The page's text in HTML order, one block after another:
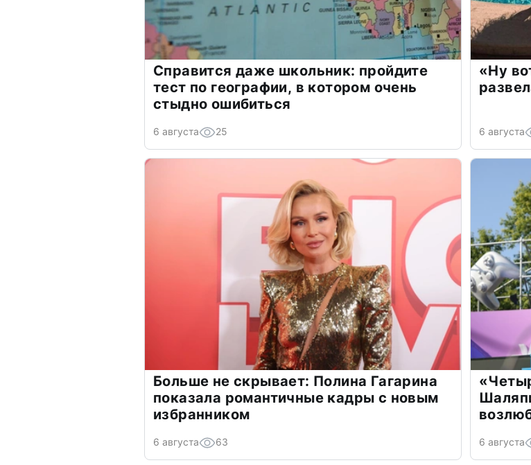
Справится даже школьник: пройдите
тест по географии, в котором очень
стыдно ошибиться
6 августа 25
«Ну
6 августа
Больше не скрывает: Полина Гагарина
показала романтичные кадры с новым
избранником
6 августа 63 6 августа